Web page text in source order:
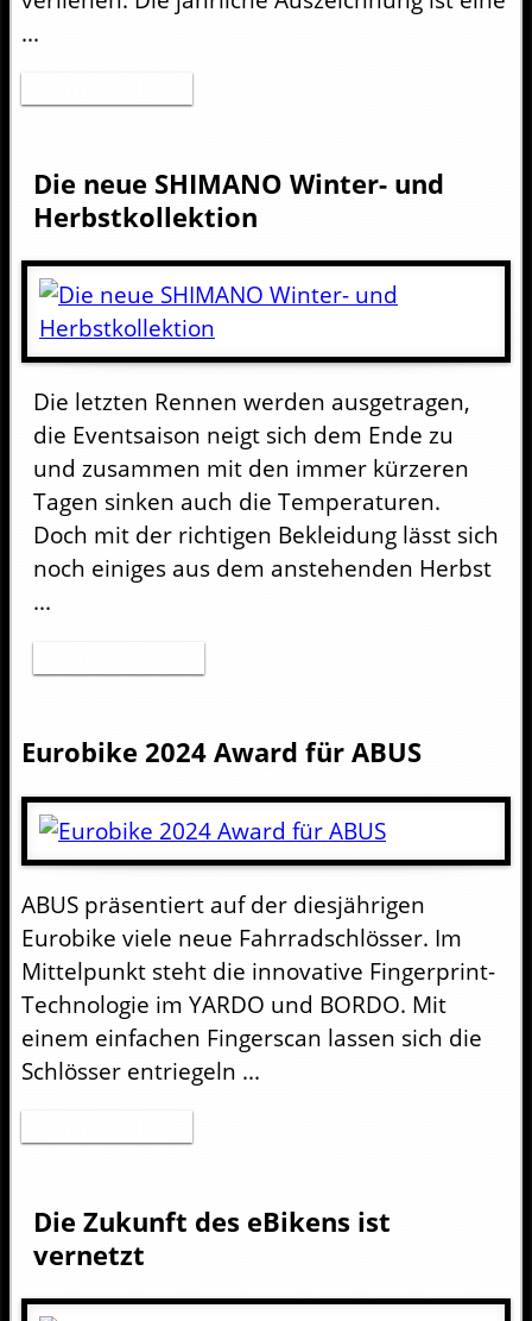
...
Die neue SHIMANO Winter- und
Herbstkollektion
Die letzten Rennen werden ausgetragen,
die Eventsaison neigt sich dem Ende zu
und zusammen mit den immer kürzeren
Tagen sinken auch die Temperaturen.
Doch mit der richtigen Bekleidung lässt sich
noch einiges aus dem anstehenden Herbst
...
Eurobike 2024 Award für ABUS
ABUS präsentiert auf der diesjährigen
Eurobike viele neue Fahrradschlösser. Im
Mittelpunkt steht die innovative Fingerprint-
Technologie im YARDO und BORDO. Mit
einem einfachen Fingerscan lassen sich die
Schlösser entriegeln ...
Die Zukunft des eBikens ist
vernetzt